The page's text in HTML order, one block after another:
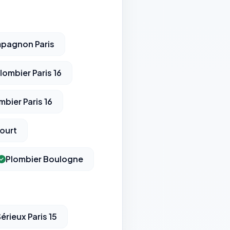
Paris
Paris 16
Paris 16
Plombier Boulogne
Paris 15